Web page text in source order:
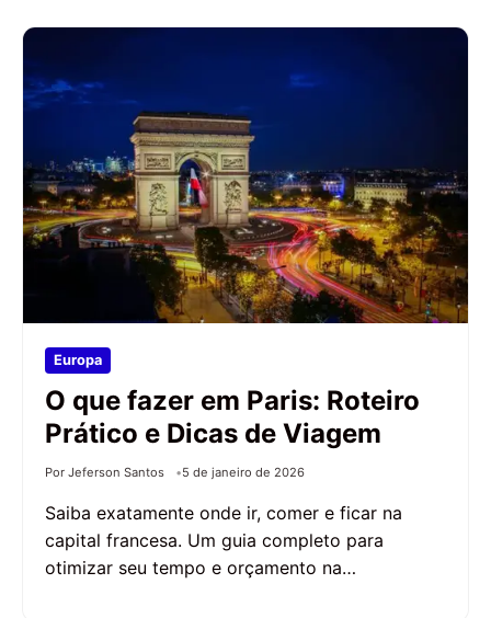
Europa
O que fazer em Paris: Roteiro
Prático e Dicas de Viagem
Por Jeferson Santos 5 de janeiro de 2026
Saiba exatamente onde ir, comer e ficar na
capital francesa. Um guia completo para
otimizar seu tempo e orçamento na…